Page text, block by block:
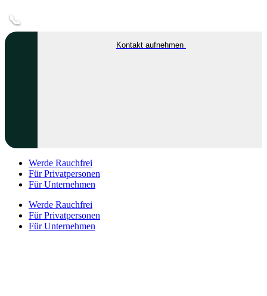
📞
Werde Rauchfrei
Für Privatpersonen
Für Unternehmen
Werde Rauchfrei
Für Privatpersonen
Für Unternehmen